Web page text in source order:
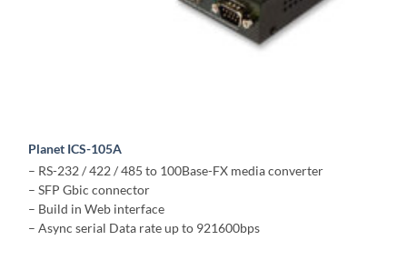
Planet ICS-105A
– RS-232 / 422 / 485 to 100Base-FX media converter
– SFP Gbic connector
– Build in Web interface
– Async serial Data rate up to 921600bps